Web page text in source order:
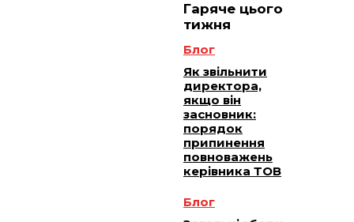
Гаряче цього
тижня
Блог
Як звільнити
директора,
якщо він
засновник:
порядок
припинення
повноважень
керівника ТОВ
Блог